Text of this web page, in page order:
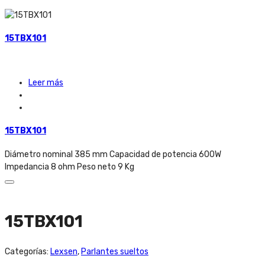
15TBX101
Leer más
15TBX101
Diámetro nominal 385 mm Capacidad de potencia 600W
Impedancia 8 ohm Peso neto 9 Kg
15TBX101
Categorías: Lexsen, Parlantes sueltos